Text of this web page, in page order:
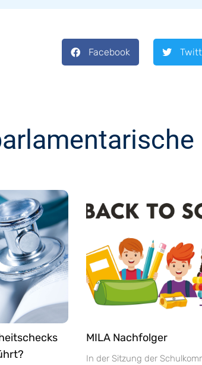
Facebook
MILA Nachfolger
In der Sitzung der